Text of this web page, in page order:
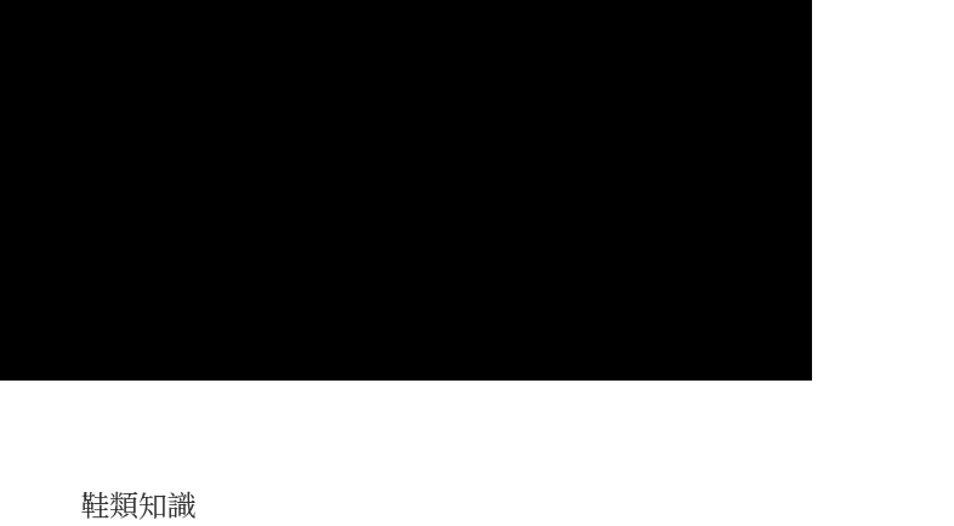
鞋類知識